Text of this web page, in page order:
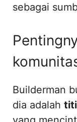
sebagai
Builderman
dia adalah